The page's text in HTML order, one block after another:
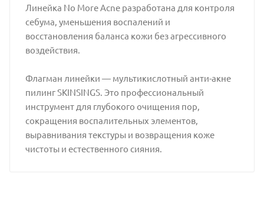
Линейка No More Acne разработана для контроля
себума, уменьшения воспалений и
восстановления баланса кожи без агрессивного
воздействия.
Флагман линейки — мультикислотный анти-акне
пилинг SKINSINGS. Это профессиональный
инструмент для глубокого очищения пор,
сокращения воспалительных элементов,
выравнивания текстуры и возвращения коже
чистоты и естественного сияния.